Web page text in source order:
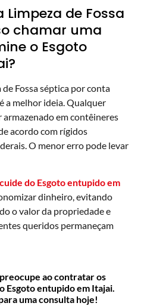
Limpeza de Fossa
chamar uma
o Esgoto
Fossa séptica por conta
a melhor ideia. Qualquer
em contêineres
acordo com rígidos
O menor erro pode levar
do Esgoto entupido em
dinheiro, evitando
o valor da propriedade e
queridos permaneçam
ao contratar os
Esgoto entupido em Itajai.
uma consulta hoje!